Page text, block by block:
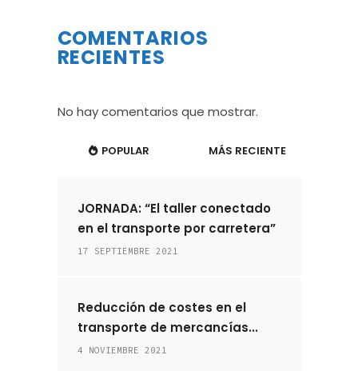
COMENTARIOS
RECIENTES
No hay comentarios que mostrar.
POPULAR MÁS RECIENTE
JORNADA: “El taller conectado
en el transporte por carretera”
17 SEPTIEMBRE 2021
Reducción de costes en el
transporte de mercancías...
4 NOVIEMBRE 2021